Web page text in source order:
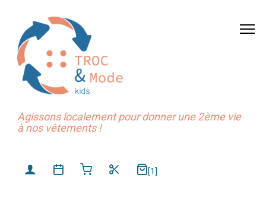
Agissons localement pour donner une 2ème vie
à nos vêtements !
[1]